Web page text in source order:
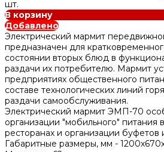
шт.
В корзину
Добавлено
Электрический мармит
предназначен для
состоянии вторых блюд в
раздачи их потребителю. Мармит
предприятиях общественного
составе технологических линий
раздачи самообслуживания.
Электрический мармит ЭМП-70
организации "мобильного" питания
ресторанах и организации буфетов
Габаритные размеры, мм -